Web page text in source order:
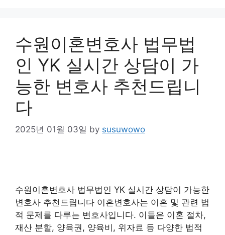
수원이혼변호사 법무법
인 YK 실시간 상담이 가
능한 변호사 추천드립니
다
2025년 01월 03일 by susuwowo
수원이혼변호사 법무법인 YK 실시간 상담이 가능한
변호사 추천드립니다 이혼변호사는 이혼 및 관련 법
적 문제를 다루는 변호사입니다. 이들은 이혼 절차,
재산 분할, 양육권, 양육비, 위자료 등 다양한 법적